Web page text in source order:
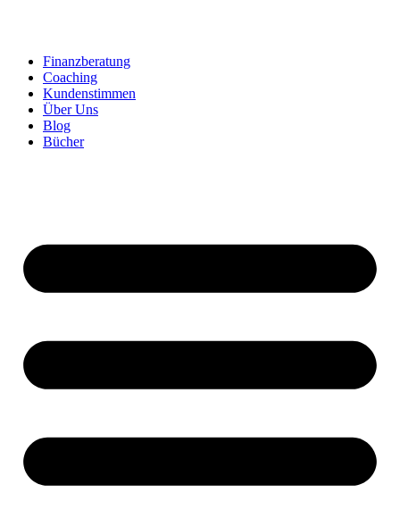
Finanzberatung
Coaching
Kundenstimmen
Über Uns
Blog
Bücher